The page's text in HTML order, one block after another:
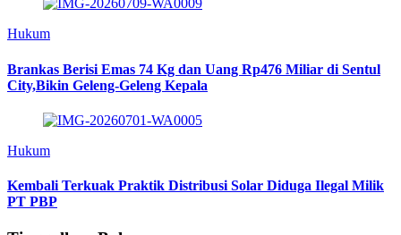
Hukum
Brankas Berisi Emas 74 Kg dan Uang Rp476 Miliar di Sentul
City,Bikin Geleng-Geleng Kepala
Hukum
Kembali Terkuak Praktik Distribusi Solar Diduga Ilegal Milik
PT PBP